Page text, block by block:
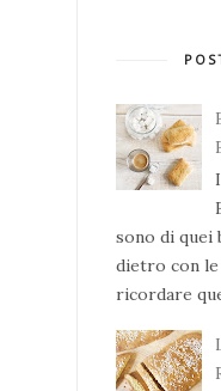
sono di
dietro con le
ricordare